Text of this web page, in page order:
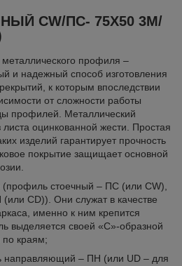
CW/ПС- 75Х50 3М/
профиля –
и надежный способ изготовления
к которым впоследствии
от сложности работы
профилей. Металлический
оцинкованной жести. Простая
изделий гарантирует прочность
покрытие защищает основной
(профиль стоечный – ПС (или CW),
CD)). Они служат в качестве
именно к ним крепится
выделяется своей «С»-образной
по краям;
направляющий – ПН (или UD – для